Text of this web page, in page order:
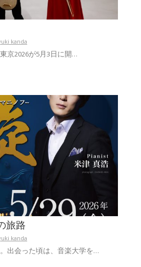
kanda
京2026が5月3日に開…
旅路
kanda
出会った頃は、音楽大学を…